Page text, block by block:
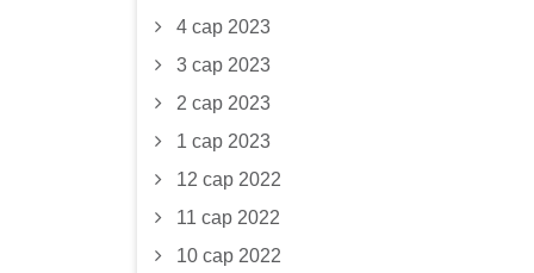
4 сар 2023
3 сар 2023
2 сар 2023
1 сар 2023
12 сар 2022
11 сар 2022
10 сар 2022